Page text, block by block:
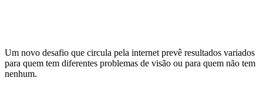
Um novo desafio que circula pela internet prevê resultados variados
para quem tem diferentes problemas de visão ou para quem não tem
nenhum.